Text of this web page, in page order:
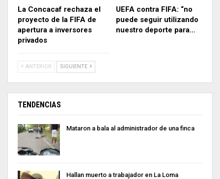
La Concacaf rechaza el
proyecto de la FIFA de
apertura a inversores
privados
UEFA contra FIFA: “no
puede seguir utilizando
nuestro deporte para…
ANTERIOR SIGUIENTE
TENDENCIAS
Mataron a bala al administrador de una finca
Hallan muerto a trabajador en La Loma